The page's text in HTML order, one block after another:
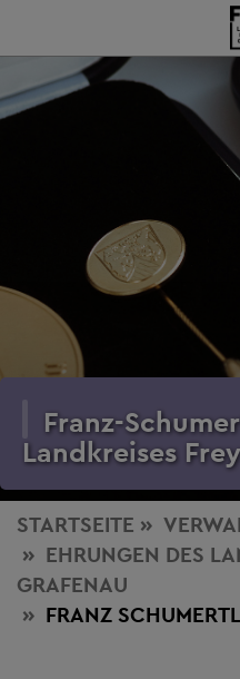
Franz-
Landkreises
STARTSEITE
EHRUNGEN DES
GRAFENAU
FRANZ